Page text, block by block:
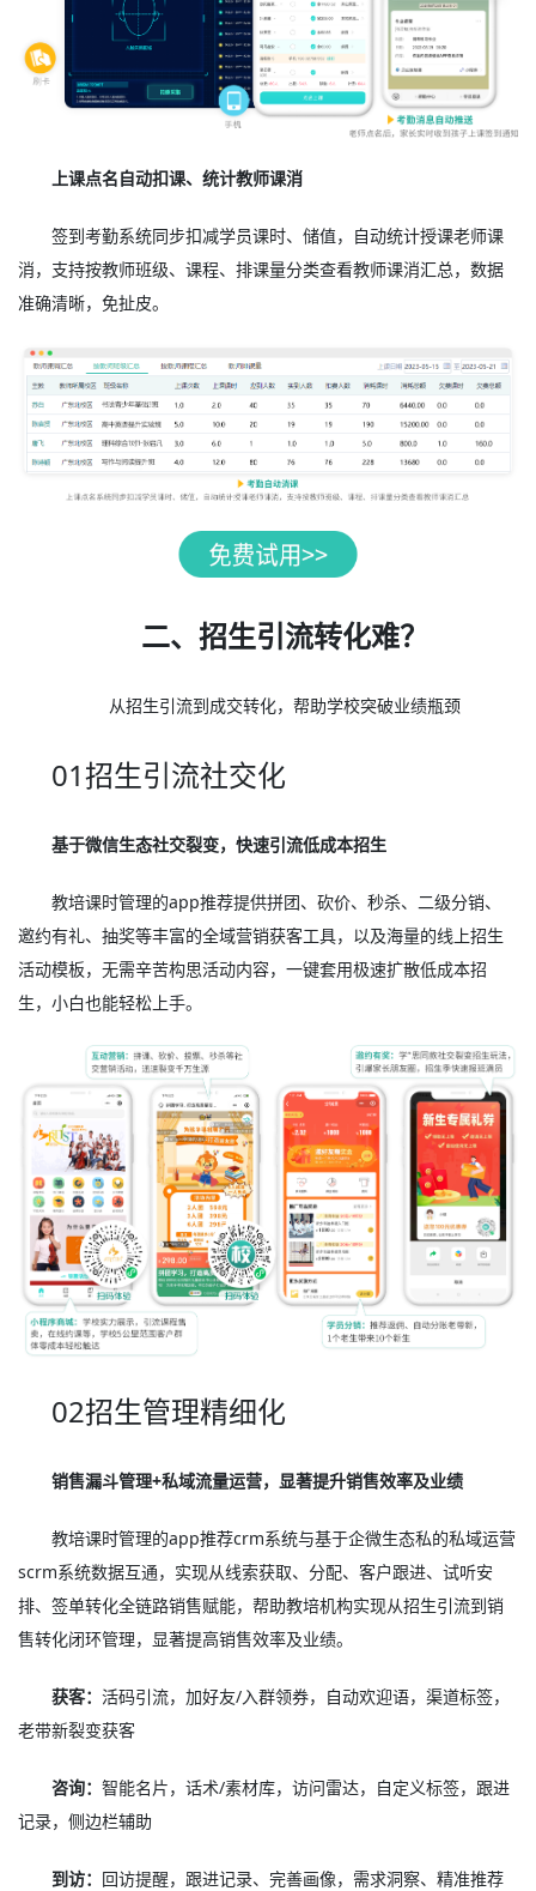
上课点名自动扣课、统计教师课消
签到考勤系统同步扣减学员课时、储值，自动统计授课老师课
消，支持按教师班级、课程、排课量分类查看教师课消汇总，数据
准确清晰，免扯皮。
二、招生引流转化难？
从招生引流到成交转化，帮助学校突破业绩瓶颈
01招生引流社交化
基于微信生态社交裂变，快速引流低成本招生
教培课时管理的app推荐提供拼团、砍价、秒杀、二级分销、
邀约有礼、抽奖等丰富的全域营销获客工具，以及海量的线上招生
活动模板，无需辛苦构思活动内容，一键套用极速扩散低成本招
生，小白也能轻松上手。
02招生管理精细化
销售漏斗管理+私域流量运营，显著提升销售效率及业绩
教培课时管理的app推荐crm系统与基于企微生态私的私域运营
scrm系统数据互通，实现从线索获取、分配、客户跟进、试听安
排、签单转化全链路销售赋能，帮助教培机构实现从招生引流到销
售转化闭环管理，显著提高销售效率及业绩。
获客：活码引流，加好友/入群领券，自动欢迎语，渠道标签，
老带新裂变获客
咨询：智能名片，话术/素材库，访问雷达，自定义标签，跟进
记录，侧边栏辅助
到访： 回访提醒，跟进记录、完善画像，需求洞察、精准推荐